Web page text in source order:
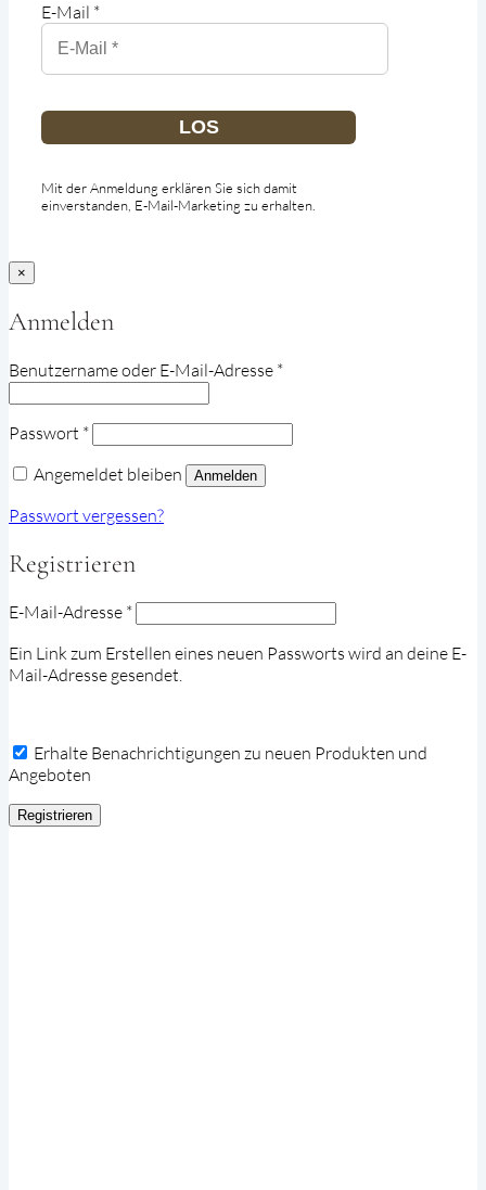
E-Mail *
LOS
Mit der Anmeldung erklären Sie sich damit
einverstanden, E-Mail-Marketing zu erhalten.
×
Anmelden
Benutzername oder E-Mail-Adresse *Erforderlich
Passwort *Erforderlich
Angemeldet bleiben
Anmelden
Passwort vergessen?
Registrieren
E-Mail-Adresse *Erforderlich
Ein Link zum Erstellen eines neuen Passworts wird an deine E-
Mail-Adresse gesendet.
Erhalte Benachrichtigungen zu neuen Produkten und
Angeboten
Registrieren